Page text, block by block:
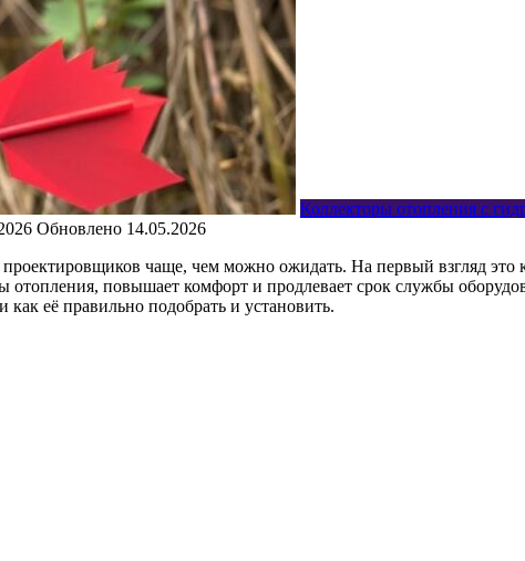
Коллекторы отопления с
Обновлено 14.05.2026
чаще, чем можно ожидать. На первый взгляд это
повышает комфорт и продлевает срок службы
как её правильно подобрать и установить.